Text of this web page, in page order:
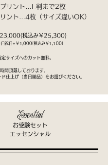
プリント…L判まで2枚
リント…4枚（サイズ違いOK）
23,000{税込み￥25,300}
日祝日+￥1,000{税込み￥1,100}
サイズへのカット無料。
間頂戴しております。
仕上げ（当日納品）をお選びください。
Essential
お受験セット
エッセンシャル